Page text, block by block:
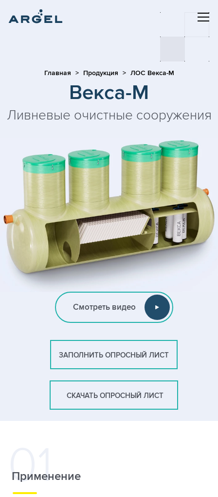
Главная Продукция ЛОС Векса-М
Векса-М
Ливневые очистные сооружения
ЗАПОЛНИТЬ ОПРОСНЫЙ ЛИСТ
СКАЧАТЬ ОПРОСНЫЙ ЛИСТ
Смотреть видео
Применение